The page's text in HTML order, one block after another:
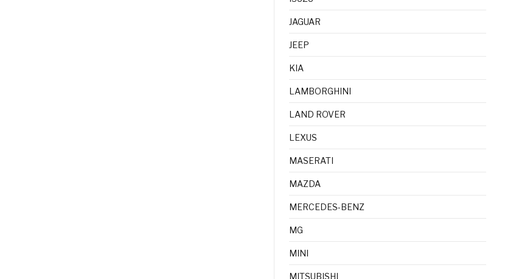
JAGUAR
JEEP
KIA
LAMBORGHINI
LAND ROVER
LEXUS
MASERATI
MAZDA
MERCEDES-BENZ
MG
MINI
MITSUBISHI